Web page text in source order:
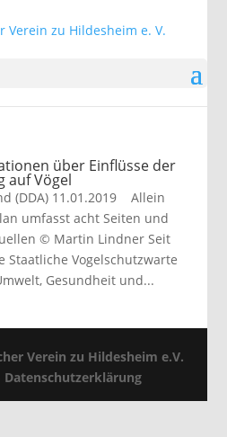
über Einflüsse der
auf Vögel
(DDA) 11.01.2019 Allein
umfasst acht Seiten und
© Martin Lindner Seit
Staatliche Vogelschutzwarte
Gesundheit und...
Verein zu Hildesheim e.V.
Datenschutzerklärung